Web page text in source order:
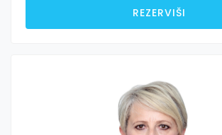
REZERVIŠI